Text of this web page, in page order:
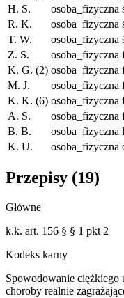
H. S.
osoba_fizyczna
R. K.
osoba_fizyczna
T. W.
osoba_fizyczna
Z. S.
osoba_fizyczna
K. G. (2) osoba_fizyczna
M. J.
osoba_fizyczna
K. K. (6) osoba_fizyczna
A. S.
osoba_fizyczna
B. B.
osoba_fizyczna
K. U.
osoba_fizyczna
Przepisy (19)
Główne
k.k. art. 156 § § 1 pkt 2
Kodeks karny
Spowodowanie ciężkiego
choroby realnie